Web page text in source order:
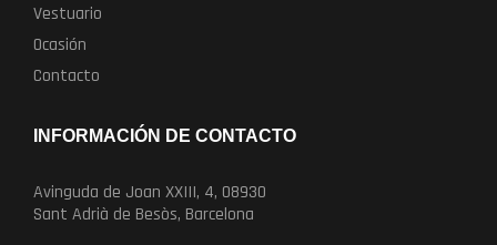
Vestuario
Ocasión
Contacto
INFORMACIÓN DE CONTACTO
Avinguda de Joan XXIII, 4, 08930
Sant Adrià de Besòs, Barcelona